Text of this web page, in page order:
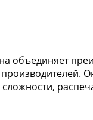
объединяет